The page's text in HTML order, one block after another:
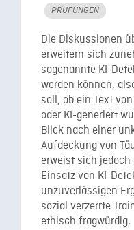
PRÜFUNGEN
Die Diskussionen
erweitern sich
sogenannte KI-
werden können,
soll, ob ein Text
oder KI-generiert
Blick nach einer
Aufdeckung von
erweist sich
Einsatz von KI-
unzuverlässigen
sozial verzerrte
ethisch fragwürdig.